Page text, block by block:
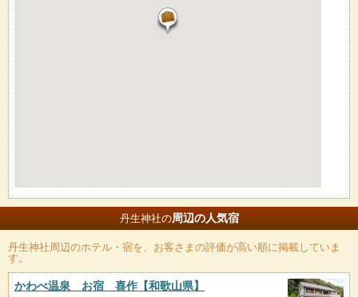
丹生神社の周辺の人気宿
丹生神社周辺のホテル・宿を、お客さまの評価が高い順に掲載していま
す。
かわべ温泉 お宿 喜作【和歌山県】